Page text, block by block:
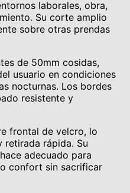
laborales, obra,
Su corte amplio
sobre otras prendas
de 50mm cosidas,
usuario en condiciones
nocturnas. Los bordes
resistente y
frontal de velcro, lo
rápida. Su
adecuado para
confort sin sacrificar